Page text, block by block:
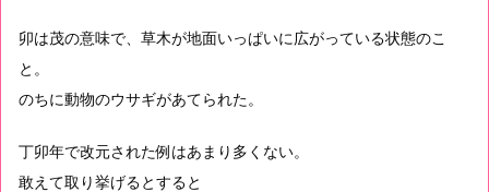
卯は茂の意味で、草木が地面いっぱいに広がっている状態のこ
と。
のちに動物のウサギがあてられた。
丁卯年で改元された例はあまり多くない。
敢えて取り挙げるとすると